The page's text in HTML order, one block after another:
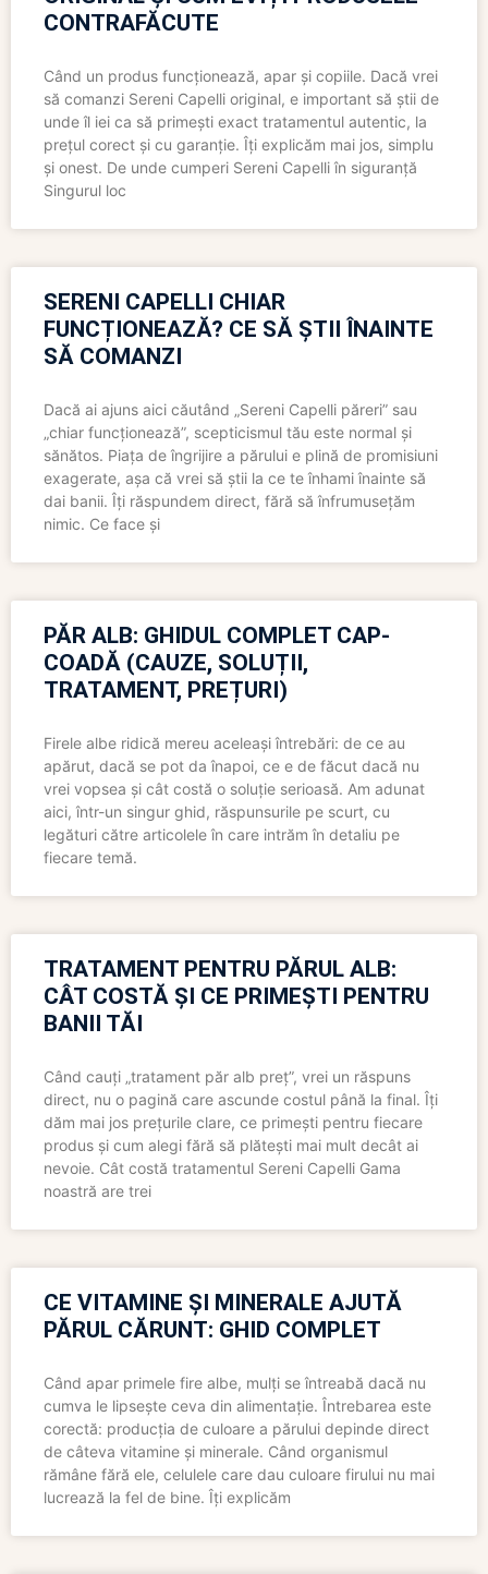
CONTRAFĂCUTE
Când un produs funcționează, apar și copiile. Dacă vrei
să comanzi Sereni Capelli original, e important să știi de
unde îl iei ca să primești exact tratamentul autentic, la
prețul corect și cu garanție. Îți explicăm mai jos, simplu
și onest. De unde cumperi Sereni Capelli în siguranță
Singurul loc
SERENI CAPELLI CHIAR
FUNCȚIONEAZĂ? CE SĂ ȘTII ÎNAINTE
SĂ COMANZI
Dacă ai ajuns aici căutând „Sereni Capelli păreri” sau
„chiar funcționează”, scepticismul tău este normal și
sănătos. Piața de îngrijire a părului e plină de promisiuni
exagerate, așa că vrei să știi la ce te înhami înainte să
dai banii. Îți răspundem direct, fără să înfrumusețăm
nimic. Ce face și
PĂR ALB: GHIDUL COMPLET CAP-
COADĂ (CAUZE, SOLUȚII,
TRATAMENT, PREȚURI)
Firele albe ridică mereu aceleași întrebări: de ce au
apărut, dacă se pot da înapoi, ce e de făcut dacă nu
vrei vopsea și cât costă o soluție serioasă. Am adunat
aici, într-un singur ghid, răspunsurile pe scurt, cu
legături către articolele în care intrăm în detaliu pe
fiecare temă.
TRATAMENT PENTRU PĂRUL ALB:
CÂT COSTĂ ȘI CE PRIMEȘTI PENTRU
BANII TĂI
Când cauți „tratament păr alb preț”, vrei un răspuns
direct, nu o pagină care ascunde costul până la final. Îți
dăm mai jos prețurile clare, ce primești pentru fiecare
produs și cum alegi fără să plătești mai mult decât ai
nevoie. Cât costă tratamentul Sereni Capelli Gama
noastră are trei
CE VITAMINE ȘI MINERALE AJUTĂ
PĂRUL CĂRUNT: GHID COMPLET
Când apar primele fire albe, mulți se întreabă dacă nu
cumva le lipsește ceva din alimentație. Întrebarea este
corectă: producția de culoare a părului depinde direct
de câteva vitamine și minerale. Când organismul
rămâne fără ele, celulele care dau culoare firului nu mai
lucrează la fel de bine. Îți explicăm